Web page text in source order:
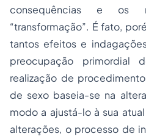
consequências e os
“transformação”. É fato,
tantos efeitos e
preocupação primordial
realização de
de sexo baseia-se na
modo a ajustá-lo à sua
alterações, o processo de